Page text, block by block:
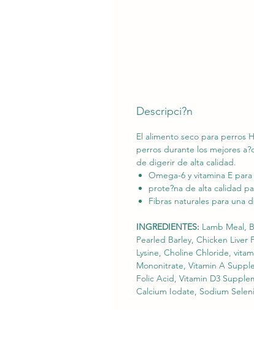
Descripci?n
El alimento seco para perros
perros durante los mejores
de digerir de alta calidad.
Omega-6 y vitamina E
prote?na de alta calidad
Fibras naturales para una
INGREDIENTES: Lamb Meal,
Pearled Barley, Chicken Liver
Lysine, Choline Chloride,
Mononitrate, Vitamin A
Folic Acid, Vitamin D3
Calcium Iodate, Sodium